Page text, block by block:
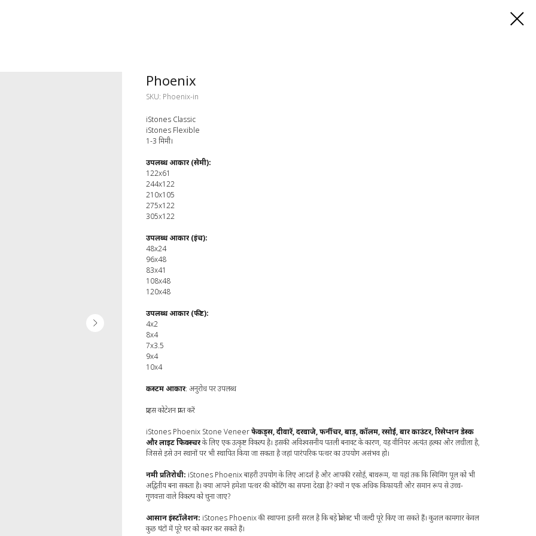
Phoenix
SKU: Phoenix-in
iStones Classic
iStones Flexible
1-3 मिमी।
उपलब्ध आकार (सेमी):
122x61
244x122
210x105
275x122
305x122
उपलब्ध आकार (इंच):
48x24
96x48
83x41
108x48
120x48
उपलब्ध आकार (फीट):
4x2
8x4
7x3.5
9x4
10x4
कस्टम आकार: अनुरोध पर उपलब्ध
प्राइस कोटेशन प्राप्त करें
iStones Phoenix Stone Veneerफेकड्स, दीवारें, दरवाजे, फर्नीचर, बाड़, कॉलम, रसोई, बार काउंटर, रिसेप्शन डेस्क
और लाइट फिक्स्चरके लिए एक उत्कृष्ट विकल्प है। इसकी अविश्वसनीय पतली बनावट के कारण, यह वीनियर अत्यंत हल्का और लचीला है,
जिससे इसे उन स्थानों पर भी स्थापित किया जा सकता है जहां पारंपरिक पत्थर का उपयोग असंभव हो।
नमी प्रतिरोधी: iStones Phoenix बाहरी उपयोग के लिए आदर्श है और आपकी रसोई, बाथरूम, या यहां तक कि स्विमिंग पूल को भी
अद्वितीय बना सकता है। क्या आपने हमेशा पत्थर की कोटिंग का सपना देखा है? क्यों न एक अधिक किफायती और समान रूप से उच्च-
गुणवत्ता वाले विकल्प को चुना जाए?
आसान इंस्टॉलेशन: iStones Phoenix की स्थापना इतनी सरल है कि बड़े प्रोजेक्ट भी जल्दी पूरे किए जा सकते हैं। कुशल कामगार केवल
कुछ घंटों में पूरे घर को कवर कर सकते हैं।